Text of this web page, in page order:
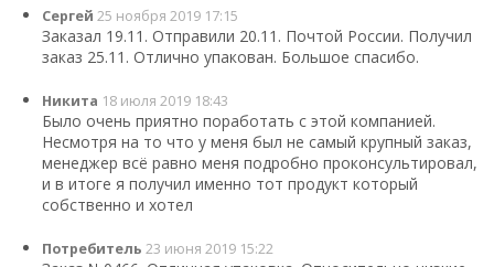
Сергей 25 ноября 2019 17:15
Заказал 19.11. Отправили 20.11. Почтой России. Получил
заказ 25.11. Отлично упакован. Большое спасибо.
Никита 18 июля 2019 18:43
Было очень приятно поработать с этой компанией.
Несмотря на то что у меня был не самый крупный заказ,
менеджер всё равно меня подробно проконсультировал,
и в итоге я получил именно тот продукт который
собственно и хотел
Потребитель 23 июня 2019 15:22